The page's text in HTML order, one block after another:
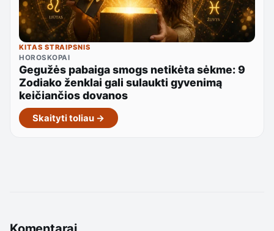
KITAS STRAIPSNIS
HOROSKOPAI
Gegužės pabaiga smogs netikėta sėkme: 9
Zodiako ženklai gali sulaukti gyvenimą
keičiančios dovanos
Skaityti toliau →